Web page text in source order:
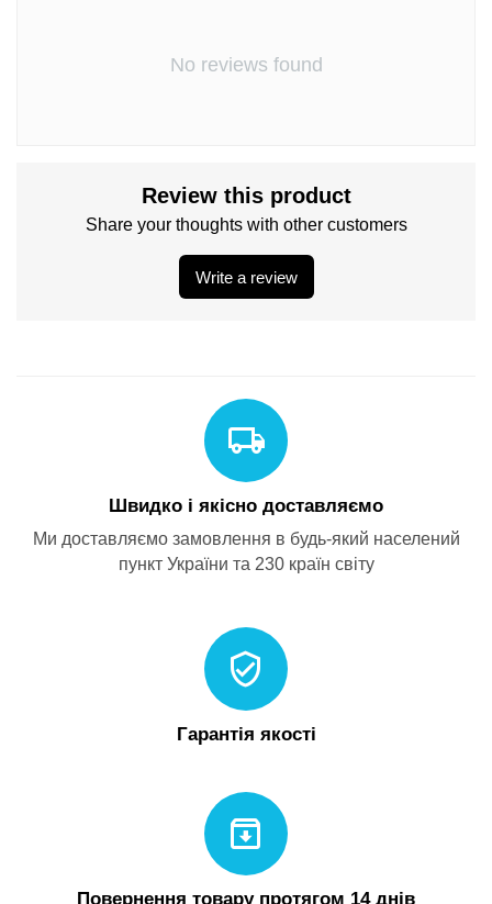
No reviews found
Review this product
Share your thoughts with other customers
Write a review
Швидко і якісно доставляємо
Ми доставляємо замовлення в будь-який населений
пункт України та 230 країн світу
Гарантія якості
Повернення товару протягом 14 днів